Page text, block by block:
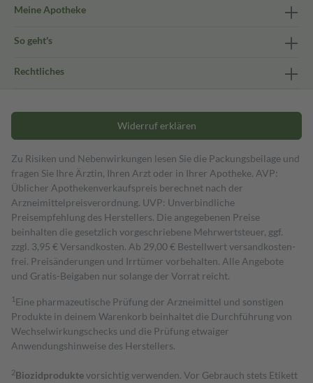
Meine Apotheke
So geht's
Rechtliches
Widerruf erklären
Zu Risiken und Nebenwirkungen lesen Sie die Packungsbeilage und
fragen Sie Ihre Ärztin, Ihren Arzt oder in Ihrer Apotheke. AVP:
Üblicher Apothekenverkaufspreis berechnet nach der
Arzneimittelpreisverordnung. UVP: Unverbindliche
Preisempfehlung des Herstellers. Die angegebenen Preise
beinhalten die gesetzlich vorgeschriebene Mehrwertsteuer, ggf.
zzgl. 3,95 € Versandkosten. Ab 29,00 € Bestell­wert versand­kosten­
frei. Preisänderungen und Irrtümer vorbehalten. Alle Angebote
und Gratis-Beigaben nur solange der Vorrat reicht.
1 Eine pharmazeutische Prüfung der Arzneimittel und sonstigen
Produkte in deinem Warenkorb beinhaltet die Durchführung von
Wechselwirkungschecks und die Prüfung etwaiger
Anwendungshinweise des Herstellers.
2Biozidproduktevorsichtig verwenden. Vor Gebrauch stets Etikett